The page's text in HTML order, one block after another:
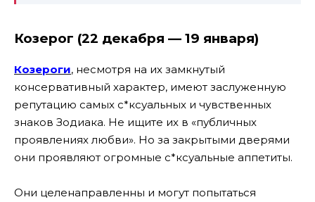
Козерог (22 декабря — 19 января)
Козероги, несмотря на их замкнутый
консервативный характер, имеют заслуженную
репутацию самых с*ксуальных и чувственных
знаков Зодиака. Не ищите их в «публичных
проявлениях любви». Но за закрытыми дверями
они проявляют огромные с*ксуальные аппетиты.
Они целенаправленны и могут попытаться